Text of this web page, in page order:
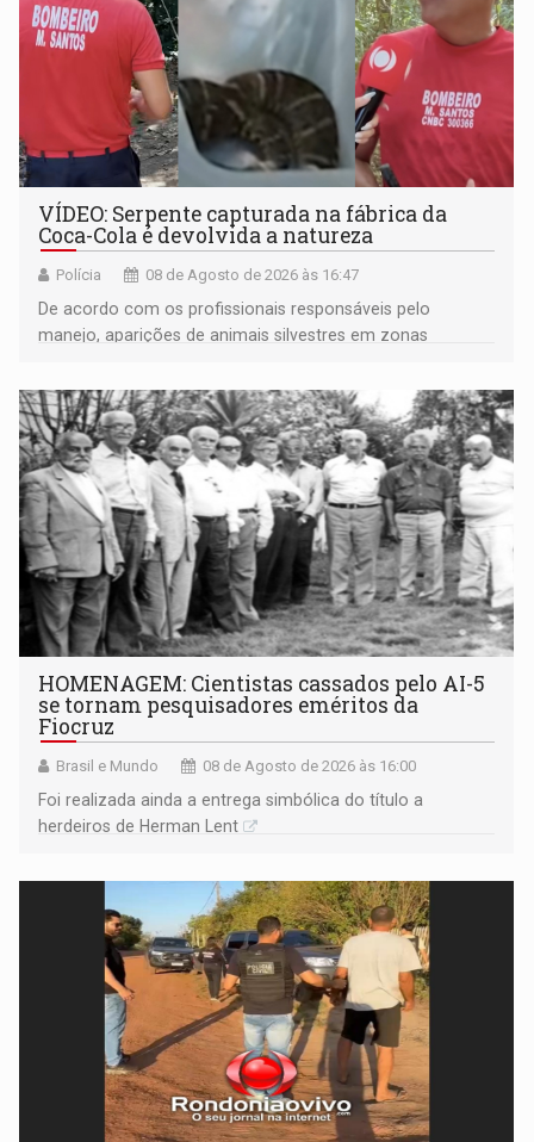
VÍDEO: Serpente capturada na fábrica da
Coca-Cola é devolvida a natureza
Polícia 08 de Agosto de 2026 às 16:47
De acordo com os profissionais responsáveis pelo
manejo, aparições de animais silvestres em zonas
HOMENAGEM: Cientistas cassados pelo AI-5
se tornam pesquisadores eméritos da
Fiocruz
Brasil e Mundo 08 de Agosto de 2026 às 16:00
Foi realizada ainda a entrega simbólica do título a
herdeiros de Herman Lent